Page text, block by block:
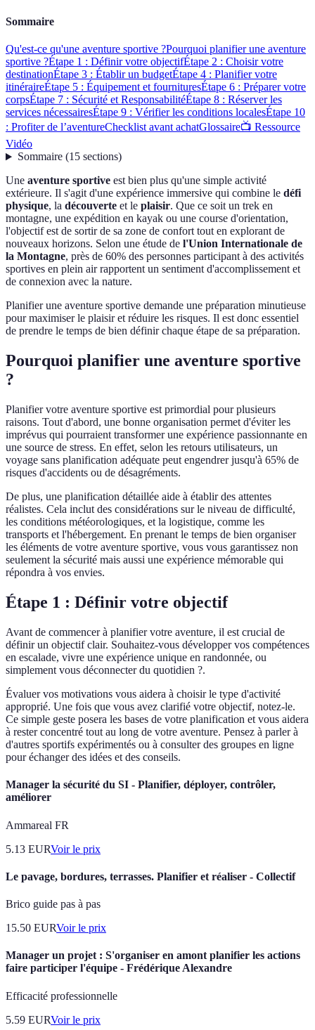
Sommaire
Qu'est-ce qu'une aventure sportive ?Pourquoi planifier une aventure
sportive ?Étape 1 : Définir votre objectifÉtape 2 : Choisir votre
destinationÉtape 3 : Établir un budgetÉtape 4 : Planifier votre
itinéraireÉtape 5 : Équipement et fournituresÉtape 6 : Préparer votre
corpsÉtape 7 : Sécurité et ResponsabilitéÉtape 8 : Réserver les
services nécessairesÉtape 9 : Vérifier les conditions localesÉtape 10
: Profiter de l’aventureChecklist avant achatGlossaire📺 Ressource
Vidéo
Sommaire(15 sections)
Une aventure sportive est bien plus qu'une simple activité
extérieure. Il s'agit d'une expérience immersive qui combine le défi
physique, la découverte et le plaisir. Que ce soit un trek en
montagne, une expédition en kayak ou une course d'orientation,
l'objectif est de sortir de sa zone de confort tout en explorant de
nouveaux horizons. Selon une étude de l'Union Internationale de
la Montagne, près de 60% des personnes participant à des activités
sportives en plein air rapportent un sentiment d'accomplissement et
de connexion avec la nature.
Planifier une aventure sportive demande une préparation minutieuse
pour maximiser le plaisir et réduire les risques. Il est donc essentiel
de prendre le temps de bien définir chaque étape de sa préparation.
Pourquoi planifier une aventure sportive
?
Planifier votre aventure sportive est primordial pour plusieurs
raisons. Tout d'abord, une bonne organisation permet d'éviter les
imprévus qui pourraient transformer une expérience passionnante en
une source de stress. En effet, selon les retours utilisateurs, un
voyage sans planification adéquate peut engendrer jusqu'à 65% de
risques d'accidents ou de désagréments.
De plus, une planification détaillée aide à établir des attentes
réalistes. Cela inclut des considérations sur le niveau de difficulté,
les conditions météorologiques, et la logistique, comme les
transports et l'hébergement. En prenant le temps de bien organiser
les éléments de votre aventure sportive, vous vous garantissez non
seulement la sécurité mais aussi une expérience mémorable qui
répondra à vos envies.
Étape 1 : Définir votre objectif
Avant de commencer à planifier votre aventure, il est crucial de
définir un objectif clair. Souhaitez-vous développer vos compétences
en escalade, vivre une expérience unique en randonnée, ou
simplement vous déconnecter du quotidien ?.
Évaluer vos motivations vous aidera à choisir le type d'activité
approprié. Une fois que vous avez clarifié votre objectif, notez-le.
Ce simple geste posera les bases de votre planification et vous aidera
à rester concentré tout au long de votre aventure. Pensez à parler à
d'autres sportifs expérimentés ou à consulter des groupes en ligne
pour échanger des idées et des conseils.
Manager la sécurité du SI - Planifier, déployer, contrôler,
améliorer
Ammareal FR
5.13 EURVoir le prix
Le pavage, bordures, terrasses. Planifier et réaliser - Collectif
Brico guide pas à pas
15.50 EURVoir le prix
Manager un projet : S'organiser en amont planifier les actions
faire participer l'équipe - Frédérique Alexandre
Efficacité professionnelle
5.59 EURVoir le prix